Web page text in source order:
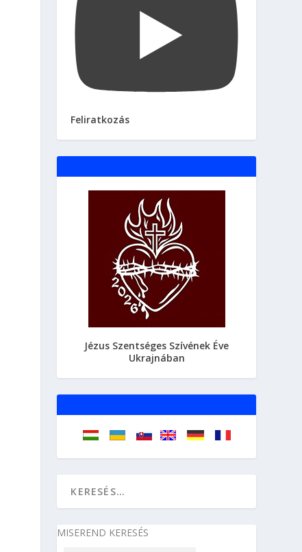
Feliratkozás
Jézus Szentséges Szívének Éve
Ukrajnában
MISEREND KERESÉS